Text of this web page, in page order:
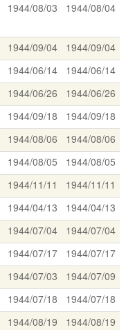
1944/08/03 1944/08/04
1944/09/04
1944/09/04
1944/06/14
1944/06/14
1944/06/26
1944/06/26
1944/09/18
1944/09/18
1944/08/06
1944/08/06
1944/08/05
1944/08/05
1944/11/11
1944/11/11
1944/04/13
1944/04/13
1944/07/04
1944/07/04
1944/07/17
1944/07/17
1944/07/03
1944/07/09
1944/07/18
1944/07/18
1944/08/19
1944/08/19